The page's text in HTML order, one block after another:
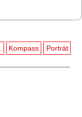
Kompass Porträt